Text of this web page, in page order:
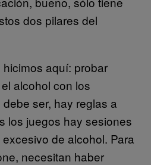
dos pilares del
aquí: probar
alcohol con los
ser, hay reglas a
los juegos hay sesiones
de alcohol. Para
necesitan haber